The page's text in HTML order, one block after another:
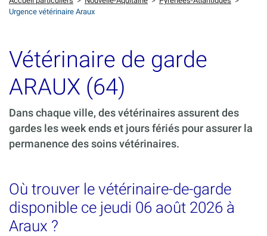
Urgence vétérinaire Araux
Vétérinaire de garde
ARAUX (64)
Dans chaque ville, des vétérinaires assurent des
gardes les week ends et jours fériés pour assurer la
permanence des soins vétérinaires.
Où trouver le vétérinaire-de-garde
disponible ce jeudi 06 août 2026 à
Araux ?